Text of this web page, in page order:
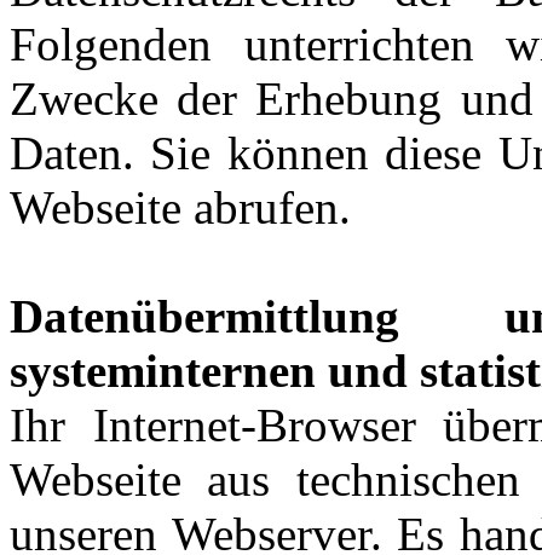
Folgenden
Zwecke der Erhebung
Daten. Sie können diese
Webseite abrufen.
systeminternen und
Ihr Internet-Browser
Webseite aus
unseren Webserver. Es